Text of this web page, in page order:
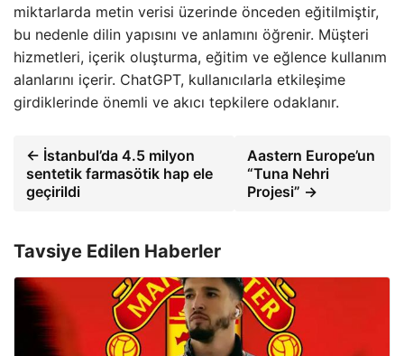
miktarlarda metin verisi üzerinde önceden eğitilmiştir,
bu nedenle dilin yapısını ve anlamını öğrenir. Müşteri
hizmetleri, içerik oluşturma, eğitim ve eğlence kullanım
alanlarını içerir. ChatGPT, kullanıcılarla etkileşime
girdiklerinde önemli ve akıcı tepkilere odaklanır.
← İstanbul’da 4.5 milyon
sentetik farmasötik hap ele
geçirildi
Aastern Europe’un
“Tuna Nehri
Projesi” →
Tavsiye Edilen Haberler